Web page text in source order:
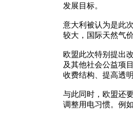
发展目标。
意大利被认为是此
较大，国际天然气
欧盟此次特别提出
及其他社会公益项
收费结构、提高透
与此同时，欧盟还
调整用电习惯。例